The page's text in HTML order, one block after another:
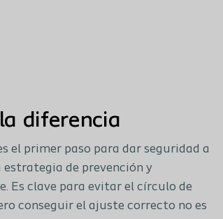
diferencia
el primer paso para dar seguridad a
estrategia de prevención y
clave para evitar el círculo de
conseguir el ajuste correcto no es